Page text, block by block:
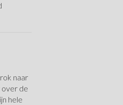
naar
over de
hele